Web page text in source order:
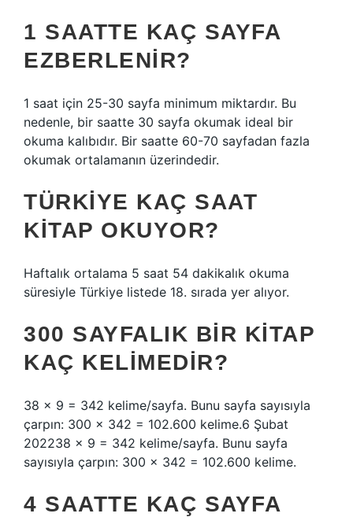
1 SAATTE KAÇ SAYFA
EZBERLENIR?
1 saat için 25-30 sayfa minimum miktardır. Bu
nedenle, bir saatte 30 sayfa okumak ideal bir
okuma kalıbıdır. Bir saatte 60-70 sayfadan fazla
okumak ortalamanın üzerindedir.
TÜRKIYE KAÇ SAAT
KITAP OKUYOR?
Haftalık ortalama 5 saat 54 dakikalık okuma
süresiyle Türkiye listede 18. sırada yer alıyor.
300 SAYFALIK BIR KITAP
KAÇ KELIMEDIR?
38 x 9 = 342 kelime/sayfa. Bunu sayfa sayısıyla
çarpın: 300 x 342 = 102.600 kelime.6 Şubat
202238 x 9 = 342 kelime/sayfa. Bunu sayfa
sayısıyla çarpın: 300 x 342 = 102.600 kelime.
4 SAATTE KAÇ SAYFA